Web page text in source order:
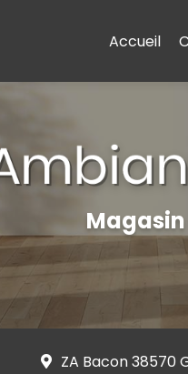
Accueil
ZA Bacon 38570